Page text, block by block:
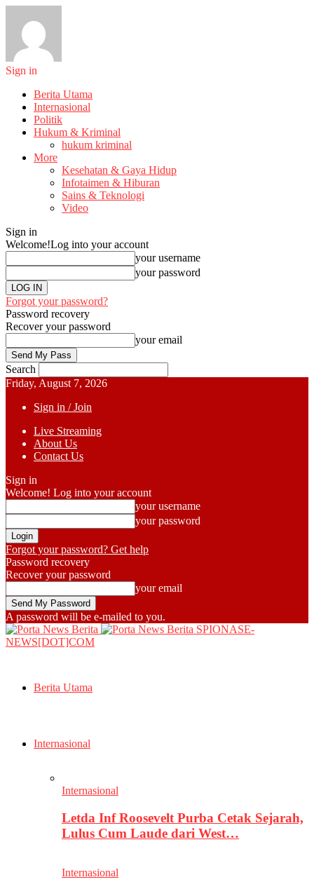
Sign in
Berita Utama
Internasional
Politik
Hukum & Kriminal
hukum kriminal
More
Kesehatan & Gaya Hidup
Infotaimen & Hiburan
Sains & Teknologi
Video
Sign in
Welcome!Log into your account
your username
your password
Forgot your password?
Password recovery
Recover your password
your email
Search
Friday, August 7, 2026
Sign in / Join
Live Streaming
About Us
Contact Us
Sign in
Welcome! Log into your account
your username
your password
Forgot your password? Get help
Password recovery
Recover your password
your email
A password will be e-mailed to you.
SPIONASE-
NEWS[DOT]COM
Berita Utama
Internasional
Internasional
Letda Inf Roosevelt Purba Cetak Sejarah,
Lulus Cum Laude dari West…
Internasional